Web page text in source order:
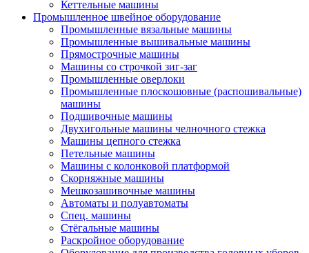
Кеттельные машины
Промышленное швейное оборудование
Промышленные вязальные машины
Промышленные вышивальные машины
Прямострочные машины
Машины со строчкой зиг-заг
Промышленные оверлоки
Промышленные плоскошовные (распошивальные)
машины
Подшивочные машины
Двухигольные машины челночного стежка
Машины цепного стежка
Петельные машины
Машины с колонковой платформой
Cкорняжные машины
Мешкозашивочные машины
Автоматы и полуавтоматы
Спец. машины
Стёгальные машины
Раскройное оборудование